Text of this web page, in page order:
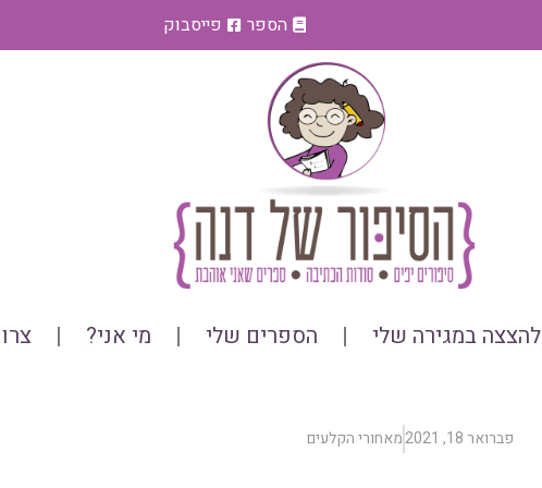
הספר פייסבוק
להצצה במגירה שלי הספרים שלי מי אני?
פברואר 18, 2021 מאחורי הקלעים